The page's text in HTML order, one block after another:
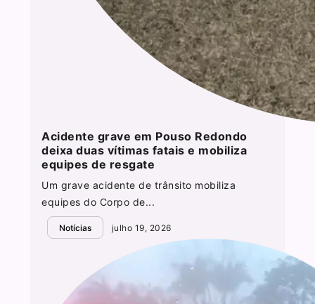
Acidente grave em Pouso Redondo
deixa duas vítimas fatais e mobiliza
equipes de resgate
Um grave acidente de trânsito mobiliza
equipes do Corpo de...
Notícias julho 19, 2026